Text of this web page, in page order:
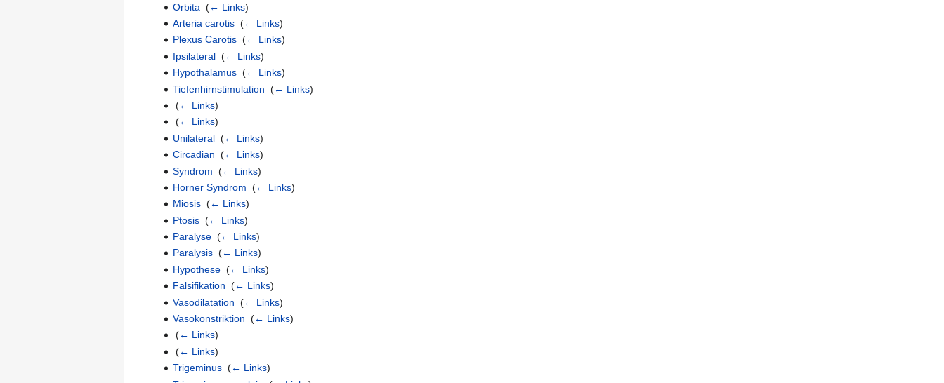
Orbita (← Links)
Arteria carotis‎ (← Links)
Plexus Carotis‎ (← Links)
Ipsilateral‎ (← Links)
Hypothalamus‎ (← Links)
Tiefenhirnstimulation (← Links)
(← Links)
(← Links)
Unilateral‎ (← Links)
Circadian (← Links)
Syndrom (← Links)
Horner Syndrom (← Links)
Miosis‎ (← Links)
Ptosis‎ (← Links)
Paralyse‎ (← Links)
Paralysis‎ (← Links)
Hypothese‎ (← Links)
Falsifikation (← Links)
Vasodilatation (← Links)
Vasokonstriktion (← Links)
(← Links)
(← Links)
Trigeminus‎ (← Links)